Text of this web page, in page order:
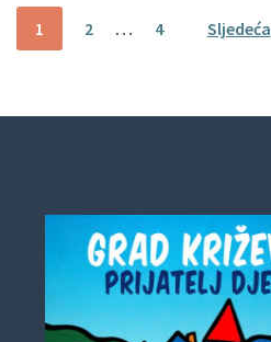
1 2 … 4 Sljedeća